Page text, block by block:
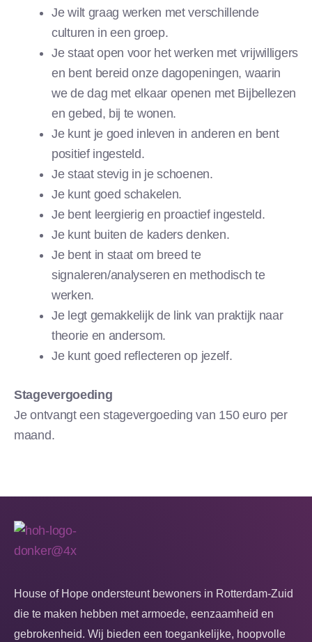
Je wilt graag werken met verschillende
culturen in een groep.
Je staat open voor het werken met vrijwilligers
en bent bereid onze dagopeningen, waarin
we de dag met elkaar openen met Bijbellezen
en gebed, bij te wonen.
Je kunt je goed inleven in anderen en bent
positief ingesteld.
Je staat stevig in je schoenen.
Je kunt goed schakelen.
Je bent leergierig en proactief ingesteld.
Je kunt buiten de kaders denken.
Je bent in staat om breed te
signaleren/analyseren en methodisch te
werken.
Je legt gemakkelijk de link van praktijk naar
theorie en andersom.
Je kunt goed reflecteren op jezelf.
Stagevergoeding
Je ontvangt een stagevergoeding van 150 euro per
maand.
House of Hope ondersteunt bewoners in Rotterdam-Zuid
die te maken hebben met armoede, eenzaamheid en
gebrokenheid. Wij bieden een toegankelijke, hoopvolle